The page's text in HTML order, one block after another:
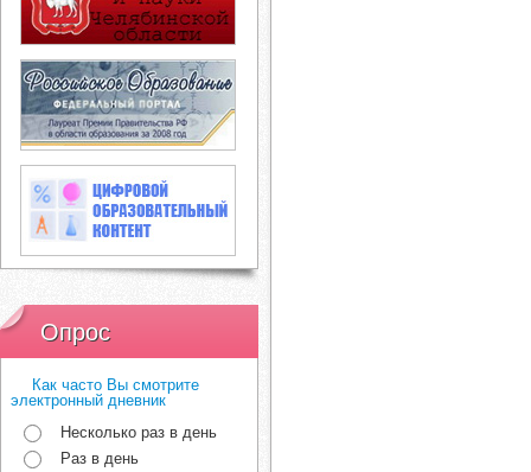
Опрос
Как часто Вы смотрите
электронный дневник
Несколько раз в день
Раз в день